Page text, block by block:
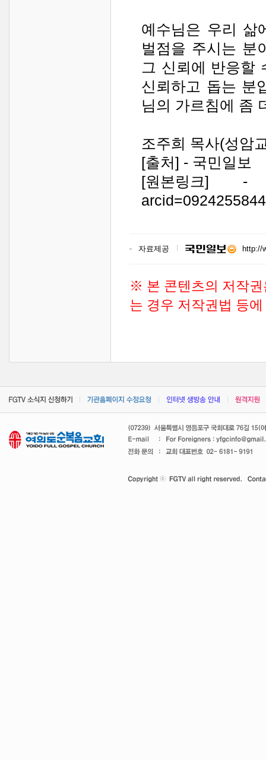
예수님은 우리 삶
벌점을 주시는 분
그 신뢰에 반응할
신뢰하고 돕는 분
님의 가르침에 좀
조주희 목사(성암
[출처] - 국민일보
[원본링크] -
자료제공 http://
※ 본 콘텐츠의 저작권
는 경우 저작권법 등